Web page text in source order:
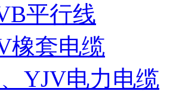
平行线
橡套电缆
YJV电力电缆